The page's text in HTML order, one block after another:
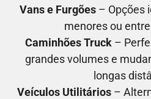
Vans e Furgões – Opções
menores ou
Caminhões Truck–
grandes volumes e
longas
Veículos Utilitários–